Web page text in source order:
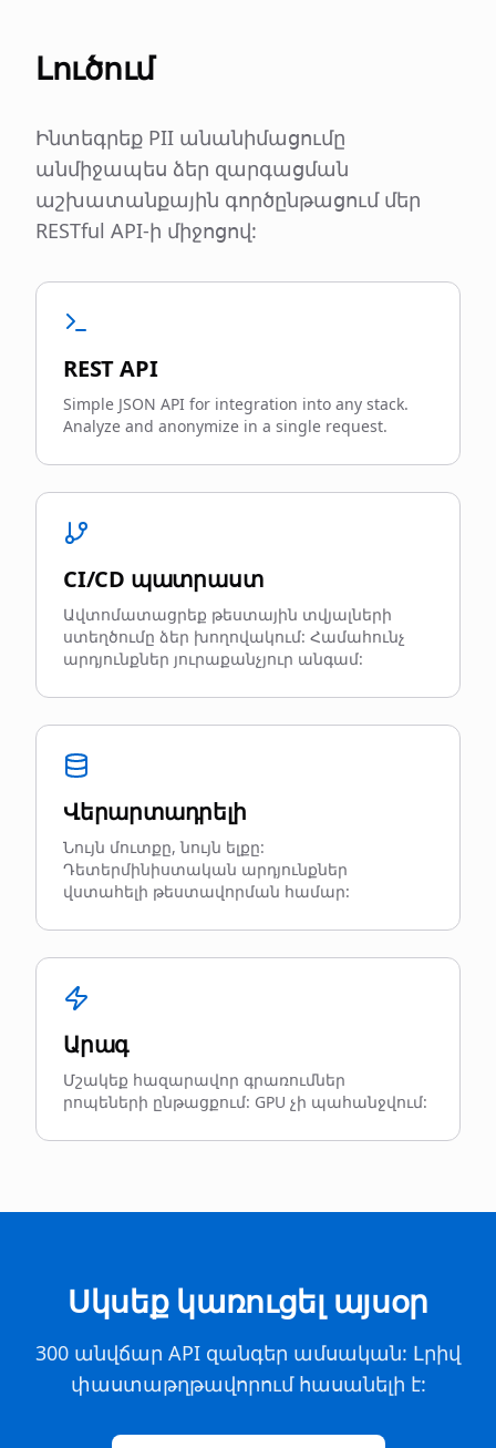
Լուծում
Ինտեգրեք PII անանիմացումը
անմիջապես ձեր զարգացման
աշխատանքային գործընթացում մեր
RESTful API-ի միջոցով:
REST API
Simple JSON API for integration into any stack.
Analyze and anonymize in a single request.
CI/CD պատրաստ
Ավտոմատացրեք թեստային տվյալների
ստեղծումը ձեր խողովակում: Համահունչ
արդյունքներ յուրաքանչյուր անգամ:
Վերարտադրելի
Նույն մուտքը, նույն ելքը:
Դետերմինիստական արդյունքներ
վստահելի թեստավորման համար:
Արագ
Մշակեք հազարավոր գրառումներ
րոպեների ընթացքում: GPU չի պահանջվում:
Սկսեք կառուցել այսօր
300 անվճար API զանգեր ամսական: Լրիվ
փաստաթղթավորում հասանելի է: